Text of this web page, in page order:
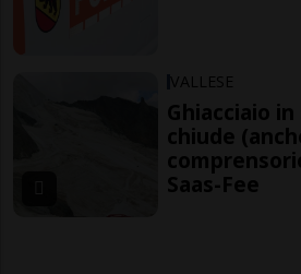
VALLESE
Ghiacciaio
chiude
Saas-Fee